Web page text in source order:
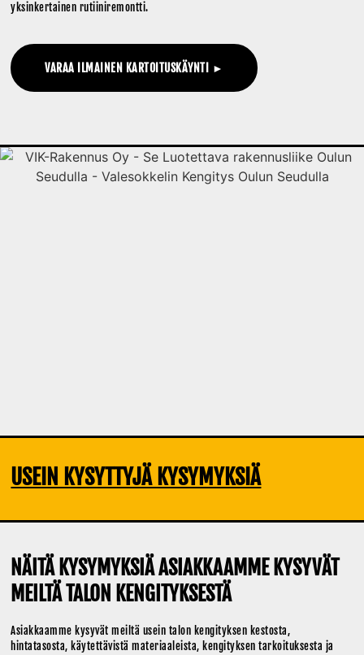
yksinkertainen rutiiniremontti.
VARAA ILMAINEN KARTOITUSKÄYNTI ►
USEIN KYSYTTYJÄ KYSYMYKSIÄ
NÄITÄ KYSYMYKSIÄ ASIAKKAAMME KYSYVÄT
MEILTÄ TALON KENGITYKSESTÄ
Asiakkaamme kysyvät meiltä usein talon kengityksen kestosta,
hintatasosta, käytettävistä materiaaleista, kengityksen tarkoituksesta ja